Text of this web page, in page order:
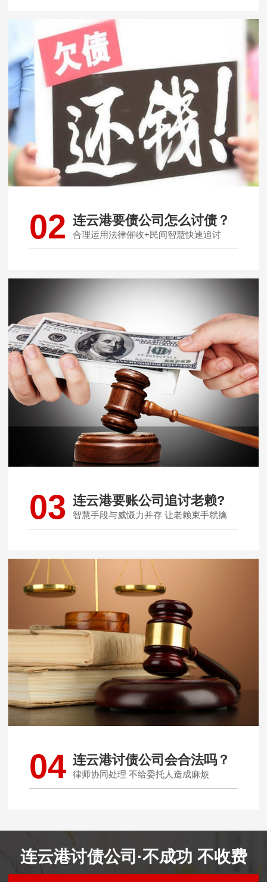
02 连云港要债公司怎么讨债？
合理运用法律催收+民间智慧快速追讨
03 连云港要账公司追讨老赖?
智慧手段与威慑力并存 让老赖束手就擒
04 连云港讨债公司会合法吗？
律师协同处理 不给委托人造成麻烦
连云港讨债公司·不成功 不收费